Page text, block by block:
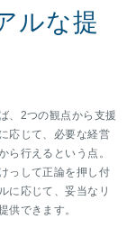
ルな提
、2つの観点から支援
応じて、必要な経営
ら行えるという点。
っして正論を押し付
に応じて、妥当なリ
供できます。